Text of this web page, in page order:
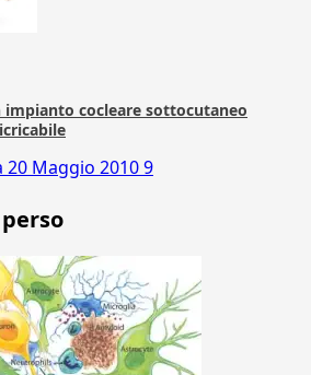
impianto cocleare sottocutaneo
20 Maggio 20109